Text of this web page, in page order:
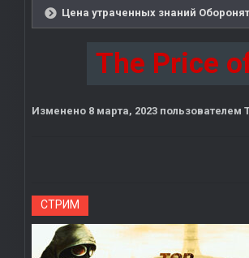
Цена утраченных знаний
The Price
Изменено 8 марта, 2023 пользователем
СТРИМ